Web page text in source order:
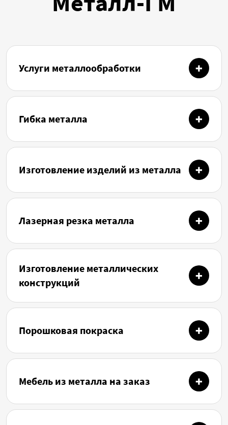
Услуги металлообработки
Гибка металла
Изготовление изделий из металла
Лазерная резка металла
Изготовление металлических
конструкций
Порошковая покраска
Мебель из металла на заказ